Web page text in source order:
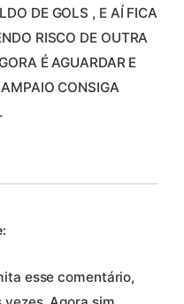
DE GOLS , E AÍ FICA
RISCO DE OUTRA
É AGUARDAR E
CONSIGA
esse comentário,